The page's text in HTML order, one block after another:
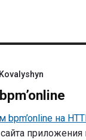
bpm’online на
приложения